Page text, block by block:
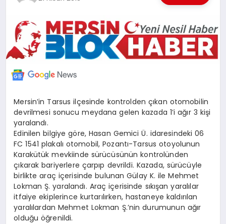
SPOR
ILETİŞİM
Mersin’in Tarsus ilçesinde kontrolden çıkan otomobilin
devrilmesi sonucu meydana gelen kazada 1’i ağır 3 kişi
yaralandı.
Edinilen bilgiye göre, Hasan Gemici Ü. idaresindeki 06
FC 1541 plakalı otomobil, Pozantı-Tarsus otoyolunun
Karakütük mevkiinde sürücüsünün kontrolünden
çıkarak bariyerlere çarpıp devrildi. Kazada, sürücüyle
birlikte araç içerisinde bulunan Gülay K. ile Mehmet
Lokman Ş. yaralandı. Araç içerisinde sıkışan yaralılar
itfaiye ekiplerince kurtarılırken, hastaneye kaldırılan
yaralılardan Mehmet Lokman Ş.’nin durumunun ağır
olduğu öğrenildi.